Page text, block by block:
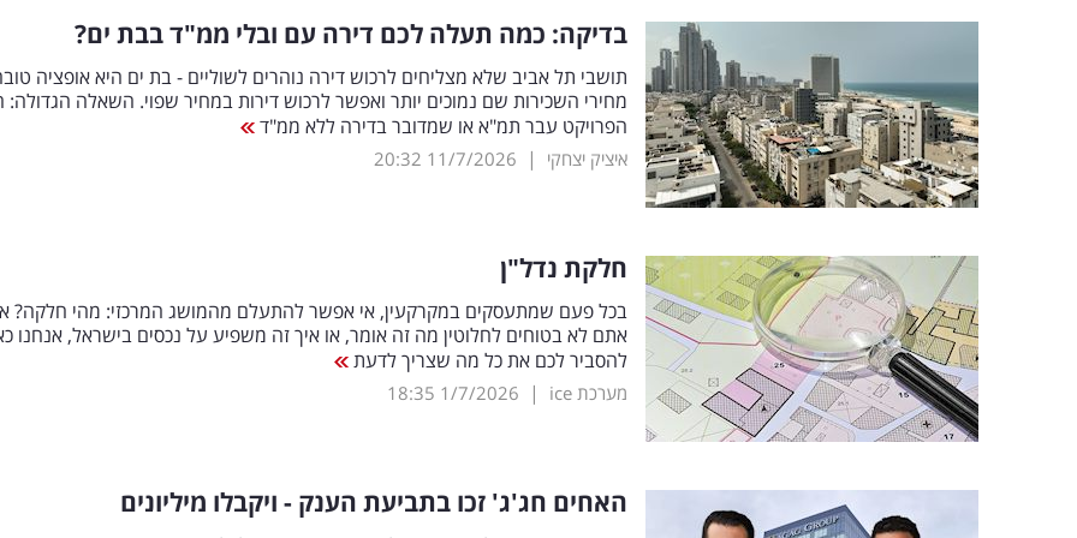
בדיקה: כמה תעלה לכם דירה עם ובלי ממ"ד בבת ים?
תושבי תל אביב שלא מצליחים לרכוש דירה נוהרים לשוליים - בת ים היא אופציה
מחירי השכירות שם נמוכים יותר ואפשר לרכוש דירות במחיר שפוי. השאלה
הפרויקט עבר תמ"א או שמדובר בדירה ללא ממ"ד
איציק יצחקי |
11/7/2026
20:32
חלקת נדל"ן
בכל פעם שמתעסקים במקרקעין, אי אפשר להתעלם מהמושג המרכזי: מהי חלקה?
אתם לא בטוחים לחלוטין מה זה אומר, או איך זה משפיע על נכסים בישראל, אנחנו
להסביר לכם את כל מה שצריך לדעת
מערכת ice |
1/7/2026
18:35
האחים חג'ג' זכו בתביעת הענק - ויקבלו מיליונים